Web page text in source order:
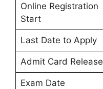
Online Registration
Start
Last Date to Apply
Admit Card Release
Exam Date